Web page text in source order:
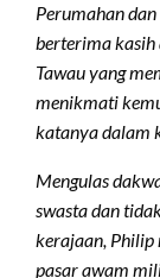
Perumahan
berterima kasih
Tawau yang
menikmati
katanya dalam
Mengulas
swasta dan
kerajaan, Philip
pasar awam